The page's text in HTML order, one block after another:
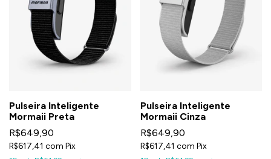
Pulseira Inteligente
Mormaii Preta
R$649,90
R$617,41 com Pix
Pulseira Inteligente
Mormaii Cinza
R$649,90
R$617,41 com Pix